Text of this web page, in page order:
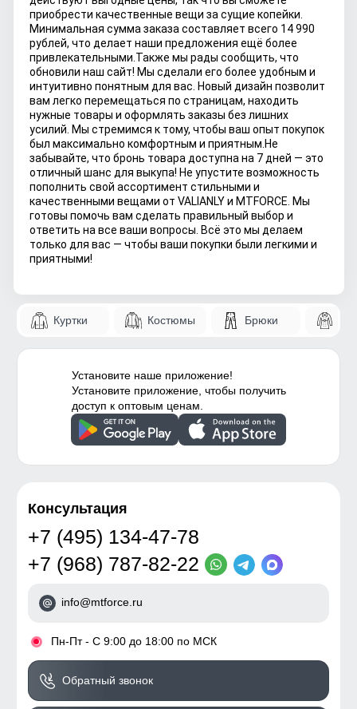
приобрести качественные вещи за сущие копейки.
Минимальная сумма заказа составляет всего 14 990
рублей, что делает наши предложения ещё более
привлекательными.Также мы рады сообщить, что
обновили наш сайт! Мы сделали его более удобным и
интуитивно понятным для вас. Новый дизайн позволит
вам легко перемещаться по страницам, находить
нужные товары и оформлять заказы без лишних
усилий. Мы стремимся к тому, чтобы ваш опыт покупок
был максимально комфортным и приятным.Не
забывайте, что бронь товара доступна на 7 дней — это
отличный шанс для выкупа! Не упустите возможность
пополнить свой ассортимент стильными и
качественными вещами от VALIANLY и MTFORCE. Мы
готовы помочь вам сделать правильный выбор и
ответить на все ваши вопросы. Всё это мы делаем
только для вас — чтобы ваши покупки были легкими и
приятными!
Куртки Костюмы Брюки
Установите наше приложение!
Установите приложение, чтобы получить
доступ к оптовым ценам.
Консультация
+7 (495) 134-47-78
+7 (968) 787-82-22
info@mtforce.ru
• Пн-Пт - С 9:00 до 18:00 по МСК
Обратный звонок